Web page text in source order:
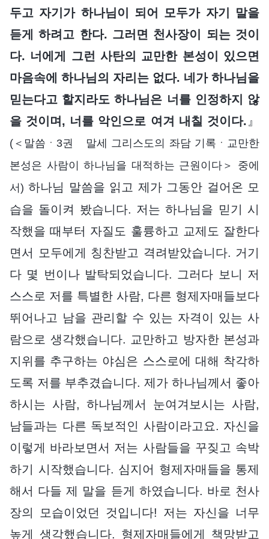
두고 자기가 하나님이 되어 모두가 자기 말을
듣게 하려고 한다. 그러면 천사장이 되는 것이
다. 너에게 그런 사탄의 교만한 본성이 있으면
마음속에 하나님의 자리는 없다. 네가 하나님을
믿는다고 할지라도 하나님은 너를 인정하지 않
을 것이며, 너를 악인으로 여겨 내칠 것이다. 』
(＜말씀ㆍ3권 말세 그리스도의 좌담 기록ㆍ교만한
본성은 사람이 하나님을 대적하는 근원이다＞ 중에
서) 하나님 말씀을 읽고 제가 그동안 걸어온 모
습을 돌이켜 봤습니다. 저는 하나님을 믿기 시
작했을 때부터 자질도 훌륭하고 교제도 잘한다
면서 모두에게 칭찬받고 격려받았습니다. 거기
다 몇 번이나 발탁되었습니다. 그러다 보니 저
스스로 저를 특별한 사람, 다른 형제자매들보다
뛰어나고 남을 관리할 수 있는 자격이 있는 사
람으로 생각했습니다. 교만하고 방자한 본성과
지위를 추구하는 야심은 스스로에 대해 착각하
도록 저를 부추겼습니다. 제가 하나님께서 좋아
하시는 사람, 하나님께서 눈여겨보시는 사람,
남들과는 다른 독보적인 사람이라고요. 자신을
이렇게 바라보면서 저는 사람들을 꾸짖고 속박
하기 시작했습니다. 심지어 형제자매들을 통제
해서 다들 제 말을 듣게 하였습니다. 바로 천사
장의 모습이었던 것입니다! 저는 자신을 너무
높게 생각했습니다. 형제자매들에게 책망받고